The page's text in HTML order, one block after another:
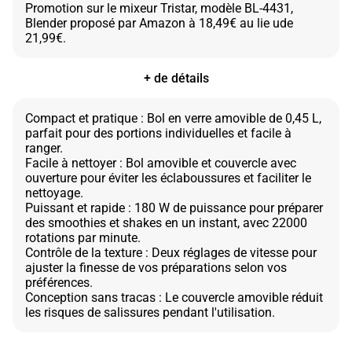
Promotion sur le mixeur Tristar, modèle BL-4431,
Blender proposé par Amazon à 18,49€ au lie ude
+ de détails
Compact et pratique : Bol en verre amovible de 0,45 L,
parfait pour des portions individuelles et facile à
ranger.
Facile à nettoyer : Bol amovible et couvercle avec
ouverture pour éviter les éclaboussures et faciliter le
nettoyage.
Puissant et rapide : 180 W de puissance pour préparer
des smoothies et shakes en un instant, avec 22000
rotations par minute.
Contrôle de la texture : Deux réglages de vitesse pour
ajuster la finesse de vos préparations selon vos
préférences.
Conception sans tracas : Le couvercle amovible réduit